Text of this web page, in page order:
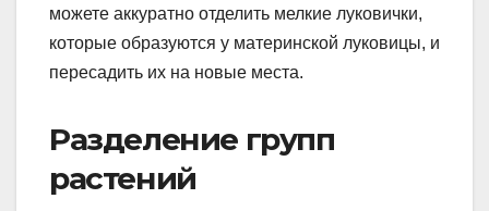
можете аккуратно отделить мелкие луковички,
которые образуются у материнской луковицы, и
пересадить их на новые места.
Разделение групп
растений